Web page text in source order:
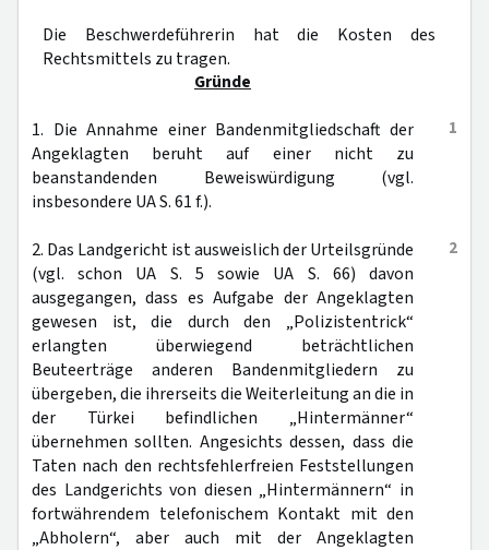
Die Beschwerdeführerin hat die Kosten des
Rechtsmittels zu tragen.
Gründe
1
1. Die Annahme einer Bandenmitgliedschaft der
Angeklagten beruht auf einer nicht zu
beanstandenden Beweiswürdigung (vgl.
insbesondere UA S. 61 f.).
2
2. Das Landgericht ist ausweislich der Urteilsgründe
(vgl. schon UA S. 5 sowie UA S. 66) davon
ausgegangen, dass es Aufgabe der Angeklagten
gewesen ist, die durch den „Polizistentrick“
erlangten überwiegend beträchtlichen
Beuteerträge anderen Bandenmitgliedern zu
übergeben, die ihrerseits die Weiterleitung an die in
der Türkei befindlichen „Hintermänner“
übernehmen sollten. Angesichts dessen, dass die
Taten nach den rechtsfehlerfreien Feststellungen
des Landgerichts von diesen „Hintermännern“ in
fortwährendem telefonischem Kontakt mit den
„Abholern“, aber auch mit der Angeklagten